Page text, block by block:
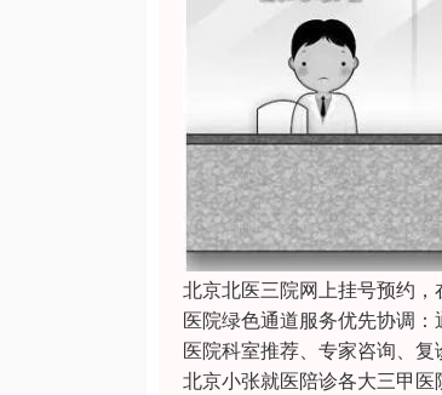
北京北医三院网上挂号预约
医院绿色通道服务优先协调
医院科室推荐、专家咨询、
北京小张就医陪诊各大三甲医